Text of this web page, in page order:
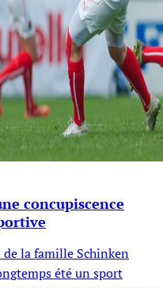
concupiscence
la famille Schinken
été un sport